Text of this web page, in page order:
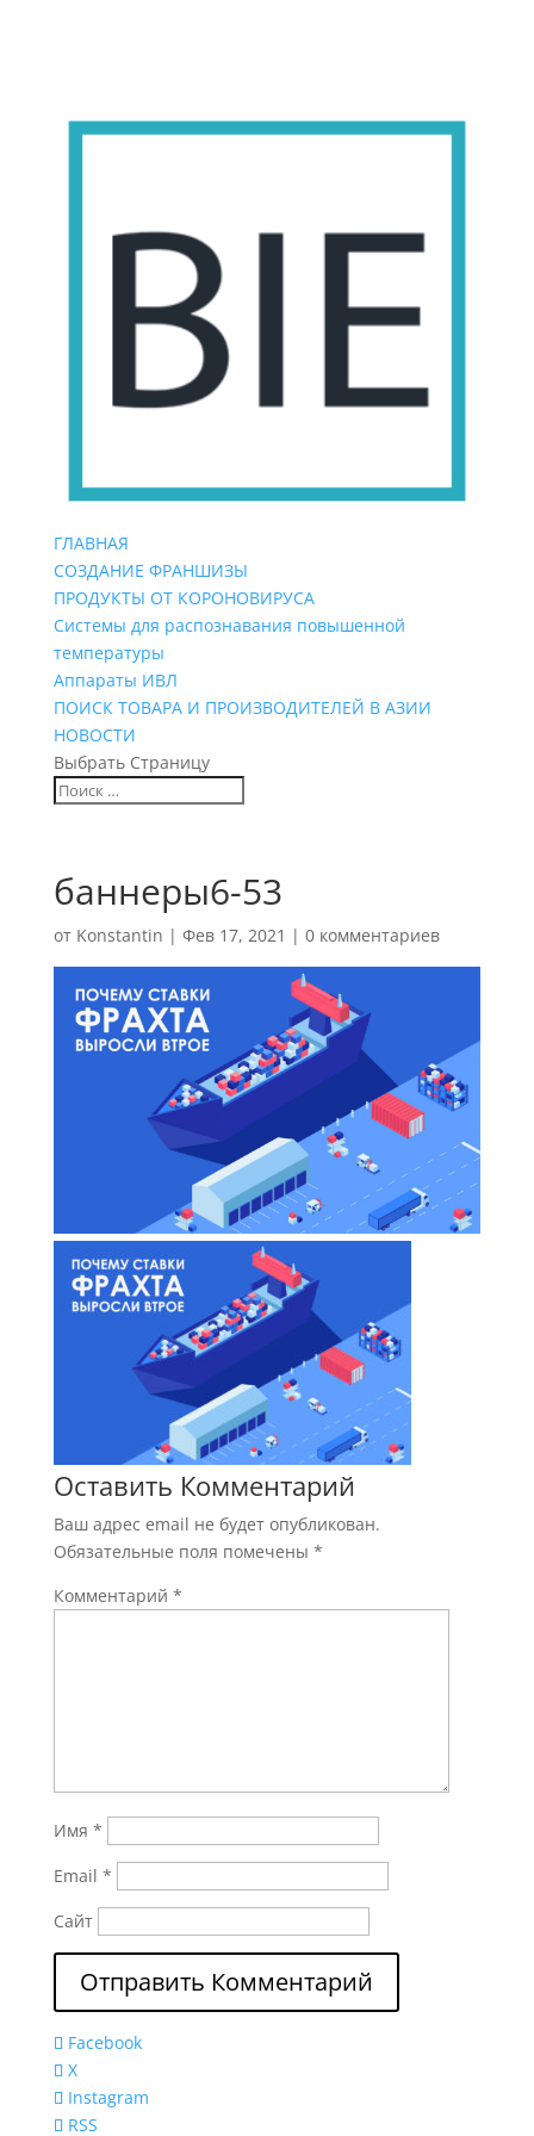
ГЛАВНАЯ
СОЗДАНИЕ ФРАНШИЗЫ
ПРОДУКТЫ ОТ КОРОНОВИРУСА
Системы для распознавания повышенной
температуры
Аппараты ИВЛ
ПОИСК ТОВАРА И ПРОИЗВОДИТЕЛЕЙ В АЗИИ
НОВОСТИ
Выбрать Страницу
баннеры6-53
от Konstantin | Фев 17, 2021 | 0 комментариев
Оставить Комментарий
Ваш адрес email не будет опубликован.
Обязательные поля помечены *
Комментарий *
Имя *
Email *
Сайт
Facebook
X
Instagram
RSS